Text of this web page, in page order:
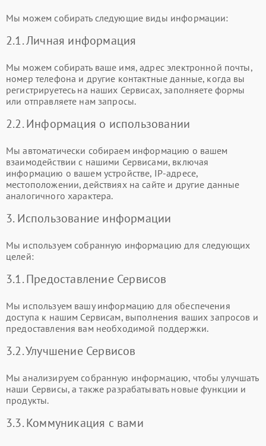
Мы можем собирать следующие виды информации:
2.1. Личная информация
Мы можем собирать ваше имя, адрес электронной почты,
номер телефона и другие контактные данные, когда вы
регистрируетесь на наших Сервисах, заполняете формы
или отправляете нам запросы.
2.2. Информация о использовании
Мы автоматически собираем информацию о вашем
взаимодействии с нашими Сервисами, включая
информацию о вашем устройстве, IP-адресе,
местоположении, действиях на сайте и другие данные
аналогичного характера.
3. Использование информации
Мы используем собранную информацию для следующих
целей:
3.1. Предоставление Сервисов
Мы используем вашу информацию для обеспечения
доступа к нашим Сервисам, выполнения ваших запросов и
предоставления вам необходимой поддержки.
3.2. Улучшение Сервисов
Мы анализируем собранную информацию, чтобы улучшать
наши Сервисы, а также разрабатывать новые функции и
продукты.
3.3. Коммуникация с вами